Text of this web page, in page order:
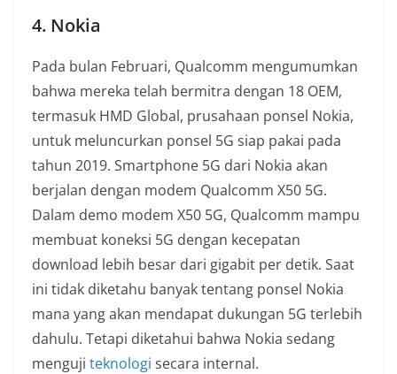
4. Nokia
Pada bulan Februari, Qualcomm mengumumkan
bahwa mereka telah bermitra dengan 18 OEM,
termasuk HMD Global, prusahaan ponsel Nokia,
untuk meluncurkan ponsel 5G siap pakai pada
tahun 2019. Smartphone 5G dari Nokia akan
berjalan dengan modem Qualcomm X50 5G.
Dalam demo modem X50 5G, Qualcomm mampu
membuat koneksi 5G dengan kecepatan
download lebih besar dari gigabit per detik. Saat
ini tidak diketahu banyak tentang ponsel Nokia
mana yang akan mendapat dukungan 5G terlebih
dahulu. Tetapi diketahui bahwa Nokia sedang
menguji teknologi secara internal.